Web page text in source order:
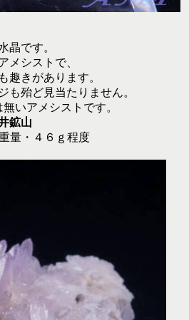
晶です。
メシストで、
趣きがあります。
も殆ど見当たりません。
いアメシストです。
鉱山
・４６ｇ程度